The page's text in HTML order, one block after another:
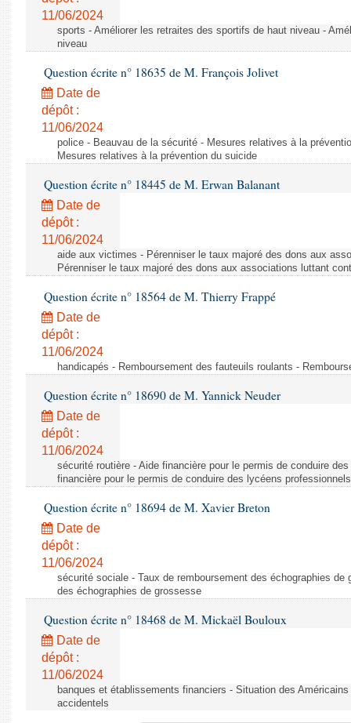
11/06/2024
sports - Améliorer les retraites des sportifs de haut niveau -
niveau
Question écrite n° 18635 de M. François Jolivet
Date de
dépôt :
11/06/2024
police - Beauvau de la sécurité - Mesures relatives à la
Mesures relatives à la prévention du suicide
Question écrite n° 18445 de M. Erwan Balanant
Date de
dépôt :
11/06/2024
aide aux victimes - Pérenniser le taux majoré des dons aux
Pérenniser le taux majoré des dons aux associations luttant
Question écrite n° 18564 de M. Thierry Frappé
Date de
dépôt :
11/06/2024
handicapés - Remboursement des fauteuils roulants -
Question écrite n° 18690 de M. Yannick Neuder
Date de
dépôt :
11/06/2024
sécurité routière - Aide financière pour le permis de conduire
financière pour le permis de conduire des lycéens professionnels
Question écrite n° 18694 de M. Xavier Breton
Date de
dépôt :
11/06/2024
sécurité sociale - Taux de remboursement des échographies de
des échographies de grossesse
Question écrite n° 18468 de M. Mickaël Bouloux
Date de
dépôt :
11/06/2024
banques et établissements financiers - Situation des
accidentels